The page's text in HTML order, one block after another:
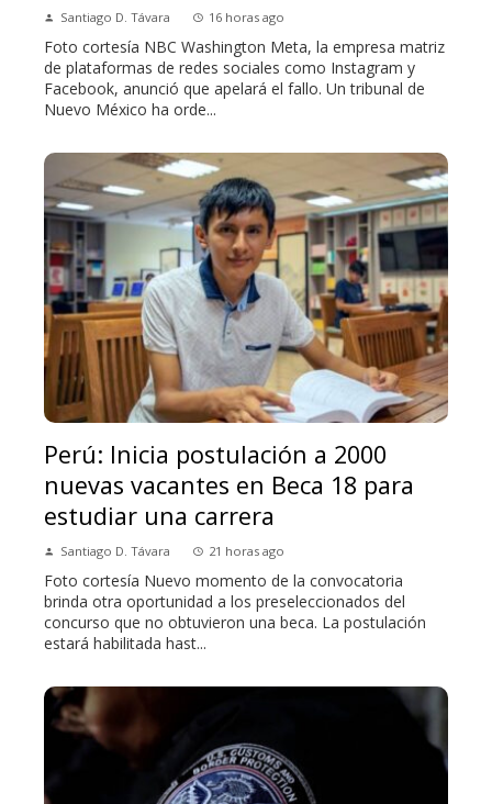
Santiago D. Távara 16 horas ago
Foto cortesía NBC Washington Meta, la empresa matriz
de plataformas de redes sociales como Instagram y
Facebook, anunció que apelará el fallo. Un tribunal de
Nuevo México ha orde...
Perú: Inicia postulación a 2000
nuevas vacantes en Beca 18 para
estudiar una carrera
Santiago D. Távara 21 horas ago
Foto cortesía Nuevo momento de la convocatoria
brinda otra oportunidad a los preseleccionados del
concurso que no obtuvieron una beca. La postulación
estará habilitada hast...